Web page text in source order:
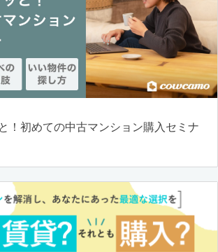
！初めての中古マンション購入セミナ